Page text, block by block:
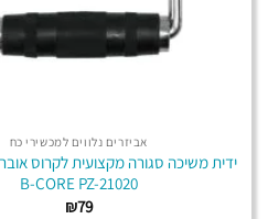
אביזרים נלווים למכשירי כח
ידית משיכה סגורה מקצועית לקרוס
B-CORE PZ-21020
₪79